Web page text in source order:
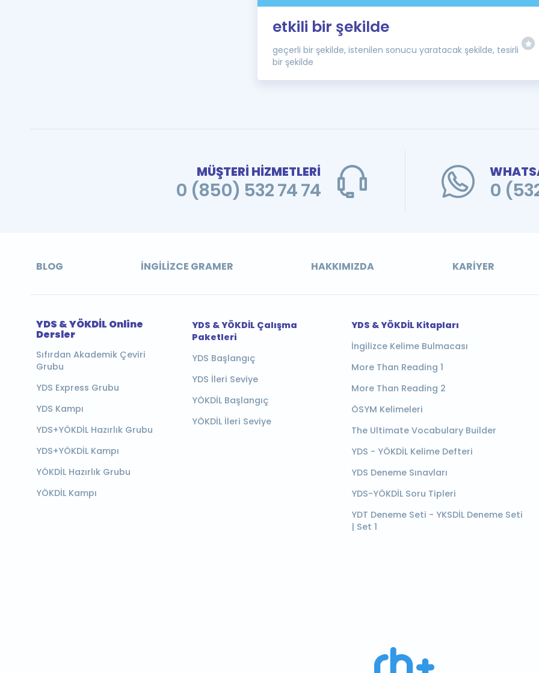
etkili bir şekilde
geçerli bir şekilde, istenilen sonucu yaratacak şekilde, tesirli
bir şekilde
MÜŞTERİ HİZMETLERİ
0 (850) 532 74 74 0
BLOG İNGILIZCE GRAMER HAKKIMIZDA KARIYER
YDS & YÖKDİL Online
Dersler
Sıfırdan Akademik Çeviri
Grubu
YDS Express Grubu
YDS Kampı
YDS+YÖKDİL Hazırlık Grubu
YDS+YÖKDİL Kampı
YÖKDİL Hazırlık Grubu
YÖKDİL Kampı
YDS & YÖKDİL Çalışma
Paketleri
YDS Başlangıç
YDS İleri Seviye
YÖKDİL Başlangıç
YÖKDİL İleri Seviye
YDS & YÖKDİL Kitapları
İngilizce Kelime Bulmacası
More Than Reading 1
More Than Reading 2
ÖSYM Kelimeleri
The Ultimate Vocabulary Builder
YDS - YÖKDİL Kelime Defteri
YDS Deneme Sınavları
YDS-YÖKDİL Soru Tipleri
YDT Deneme Seti - YKSDİL Deneme Seti
| Set 1